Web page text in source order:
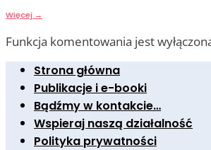
Więcej →
Funkcja komentowania jest
Strona główna
Publikacje i e-booki
Bądźmy w kontakcie…
Wspieraj naszą działalność
Polityka prywatności